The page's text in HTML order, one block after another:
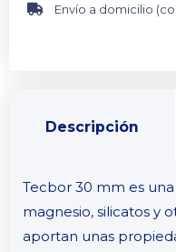
Envío a domicilio
Descripción
Tecbor 30 mm es
magnesio, silicatos y
aportan unas